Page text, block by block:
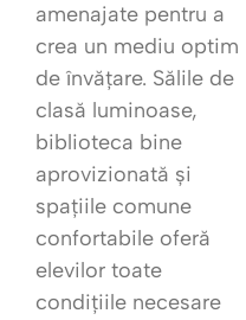
amenajate pentru a
crea un mediu optim
de învățare. Sălile de
clasă luminoase,
biblioteca bine
aprovizionată și
spațiile comune
confortabile oferă
elevilor toate
condițiile necesare